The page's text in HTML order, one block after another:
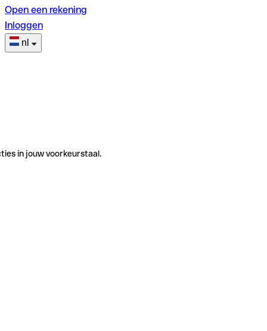
Open een rekening
Inloggen
nl
in jouw voorkeurstaal.